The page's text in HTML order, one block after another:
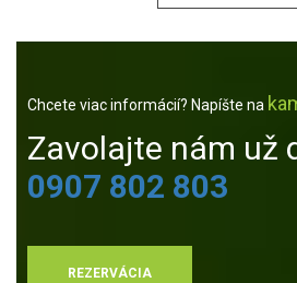
Chcete viac informácií? Napíšte na
Zavolajte nám už
0907 802 803
REZERVÁCIA